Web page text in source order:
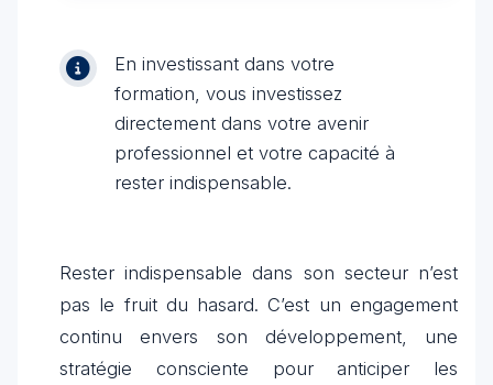
En investissant dans votre
formation, vous investissez
directement dans votre avenir
professionnel et votre capacité à
rester indispensable.
Rester indispensable dans son secteur n’est
pas le fruit du hasard. C’est un engagement
continu envers son développement, une
stratégie consciente pour anticiper les